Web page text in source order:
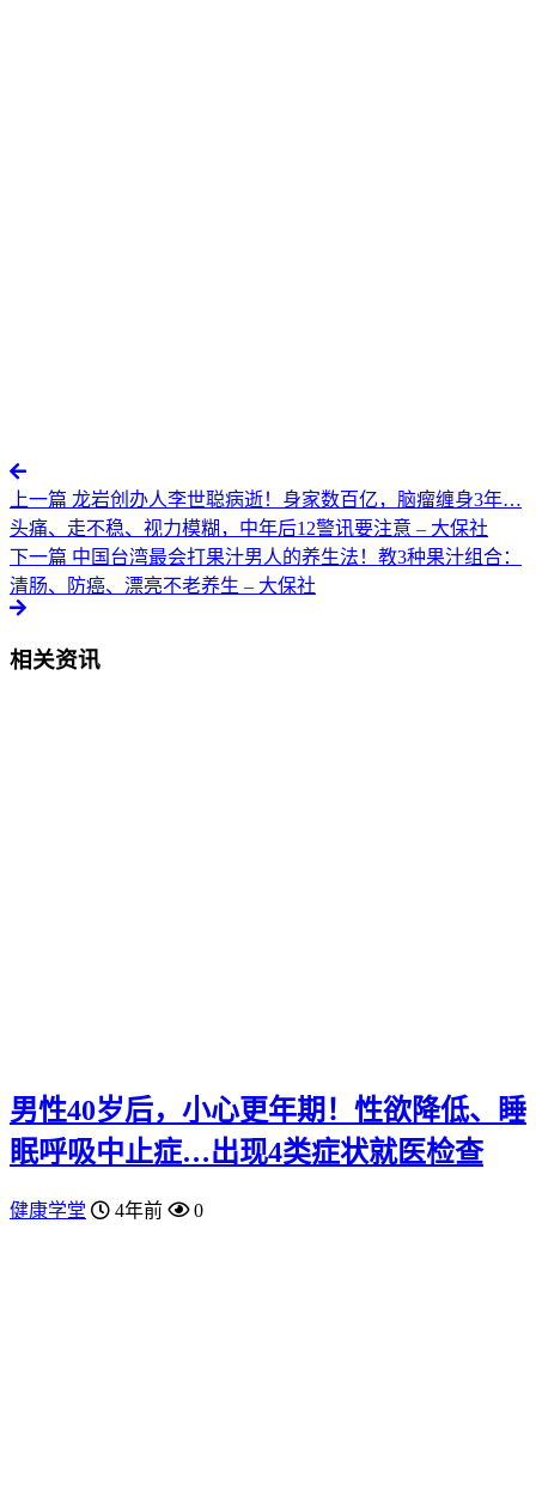
上一篇 龙岩创办人李世聪病逝！身家数百亿，脑瘤缠身3年…
头痛、走不稳、视力模糊，中年后12警讯要注意 – 大保社
下一篇 中国台湾最会打果汁男人的养生法！教3种果汁组合：
清肠、防癌、漂亮不老养生 – 大保社
相关资讯
男性40岁后，小心更年期！性欲降低、睡
眠呼吸中止症…出现4类症状就医检查
健康学堂 4年前 0